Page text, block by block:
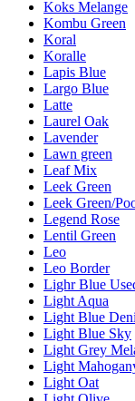
Koks Melange
Kombu Green
Koral
Koralle
Lapis Blue
Largo Blue
Latte
Laurel Oak
Lavender
Lawn green
Leaf Mix
Leek Green
Leek Green/
Legend Rose
Lentil Green
Leo
Leo Border
Lighr Blue
Light Aqua
Light Blue
Light Blue Sky
Light Grey
Light
Light Oat